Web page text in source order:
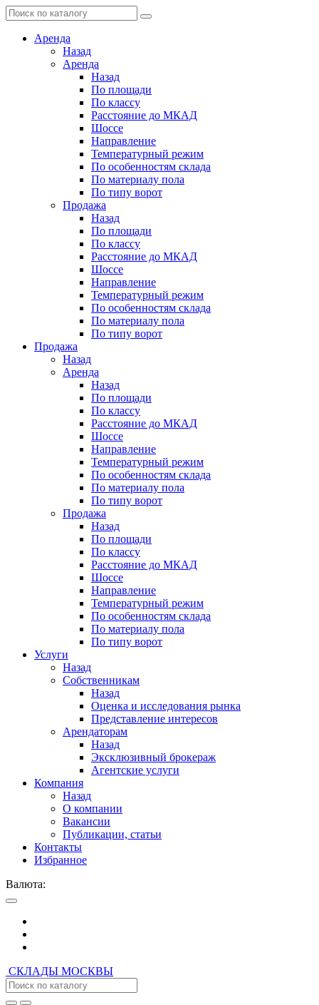
Аренда
Назад
Аренда
Назад
По площади
По классу
Расстояние до МКАД
Шоссе
Направление
Температурный режим
По особенностям склада
По материалу пола
По типу ворот
Продажа
Назад
По площади
По классу
Расстояние до МКАД
Шоссе
Направление
Температурный режим
По особенностям склада
По материалу пола
По типу ворот
Продажа
Назад
Аренда
Назад
По площади
По классу
Расстояние до МКАД
Шоссе
Направление
Температурный режим
По особенностям склада
По материалу пола
По типу ворот
Продажа
Назад
По площади
По классу
Расстояние до МКАД
Шоссе
Направление
Температурный режим
По особенностям склада
По материалу пола
По типу ворот
Услуги
Назад
Собственникам
Назад
Оценка и исследования рынка
Представление интересов
Арендаторам
Назад
Эксклюзивный брокераж
Агентские услуги
Компания
Назад
О компании
Вакансии
Публикации, статьи
Контакты
Избранное
Валюта:
СКЛАДЫ МОСКВЫ